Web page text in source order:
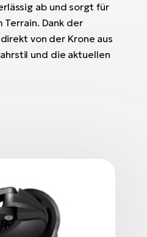
ab und sorgt für
Dank der
von der Krone aus
und die aktuellen